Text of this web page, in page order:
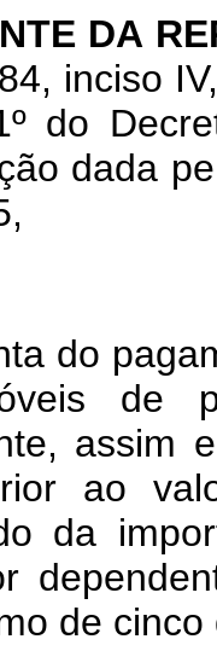
DA
inciso
do
dada
de
assim
ao
da
de